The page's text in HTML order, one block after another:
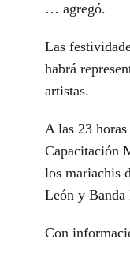
… agregó.
Las
habrá
artistas.
A las 23
Capacitación
los mariachis
León y
Con